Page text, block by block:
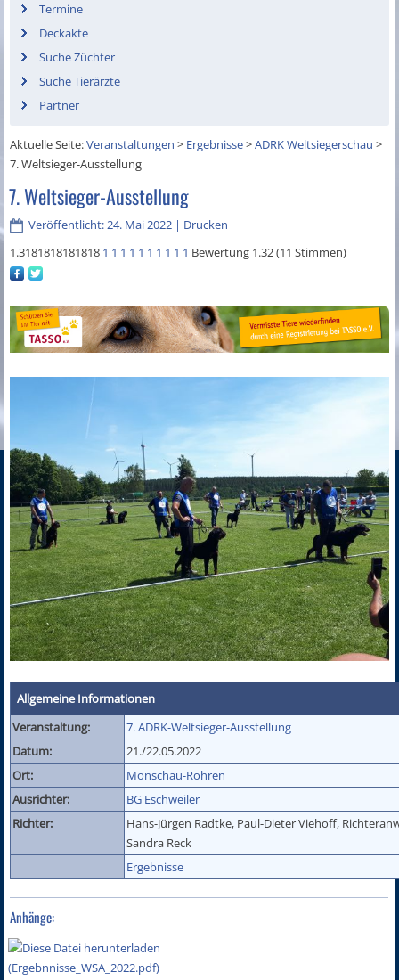
Termine
Deckakte
Suche Züchter
Suche Tierärzte
Partner
Aktuelle Seite:Veranstaltungen > Ergebnisse>ADRK Weltsiegerschau >
7. Weltsieger-Ausstellung
7. Weltsieger-Ausstellung
Veröffentlicht: 24. Mai 2022 | Drucken
1.3181818181818 1 1 1 1 1 1 1 1 1 1 Bewertung 1.32 (11 Stimmen)
Allgemeine Informationen
Veranstaltung:
7. ADRK-Weltsieger-Ausstellung
Datum:
21./22.05.2022
Ort:
Monschau-Rohren
Ausrichter:
BG Eschweiler
Richter:
Hans-Jürgen Radtke, Paul-Dieter Viehoff,
Sandra Reck
Ergebnisse
Anhänge: